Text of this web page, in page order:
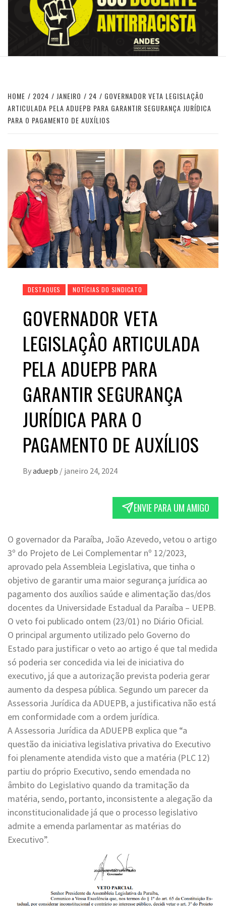
HOME 2024 JANEIRO 24
GOVERNADOR VETA LEGISLAÇÂO
ARTICULADA PELA ADUEPB PARA GARANTIR SEGURANÇA JURÍDICA
PARA O PAGAMENTO DE AUXÍLIOS
DESTAQUES NOTÍCIAS DO SINDICATO
GOVERNADOR VETA
LEGISLAÇÂO ARTICULADA
PELA ADUEPB PARA
GARANTIR SEGURANÇA
JURÍDICA PARA O
PAGAMENTO DE AUXÍLIOS
Byaduepb / janeiro 24, 2024
ENVIE PARA UM AMIGO
O governador da Paraíba, João Azevedo, vetou o artigo
3º do Projeto de Lei Complementar nº 12/2023,
aprovado pela Assembleia Legislativa, que tinha o
objetivo de garantir uma maior segurança jurídica ao
pagamento dos auxílios saúde e alimentação das/dos
docentes da Universidade Estadual da Paraíba – UEPB.
O veto foi publicado ontem (23/01) no Diário Oficial.
O principal argumento utilizado pelo Governo do
Estado para justificar o veto ao artigo é que tal medida
só poderia ser concedida via lei de iniciativa do
executivo, já que a autorização prevista poderia gerar
aumento da despesa pública. Segundo um parecer da
Assessoria Jurídica da ADUEPB, a justificativa não está
em conformidade com a ordem jurídica.
A Assessoria Jurídica da ADUEPB explica que “a
questão da iniciativa legislativa privativa do Executivo
foi plenamente atendida visto que a matéria (PLC 12)
partiu do próprio Executivo, sendo emendada no
âmbito do Legislativo quando da tramitação da
matéria, sendo, portanto, inconsistente a alegação da
inconstitucionalidade já que o processo legislativo
admite a emenda parlamentar as matérias do
Executivo”.